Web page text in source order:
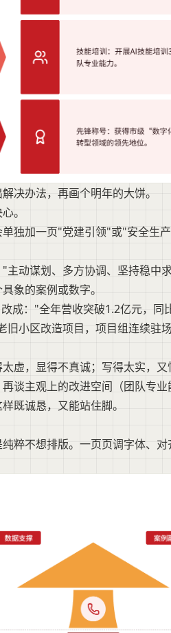
决办法，再画个明年的大饼。
。
独加一页"党建引领"或"安全生
主动谋划、多方协调、坚持稳
象的案例或数字。
成："全年营收突破1.2亿元，同
旧小区改造项目，项目组连续驻
虚，显得不真诚；写得太实，
谈主观上的改进空间（团队专业
既诚恳，又能站住脚。
粹不想排版。一页页调字体、